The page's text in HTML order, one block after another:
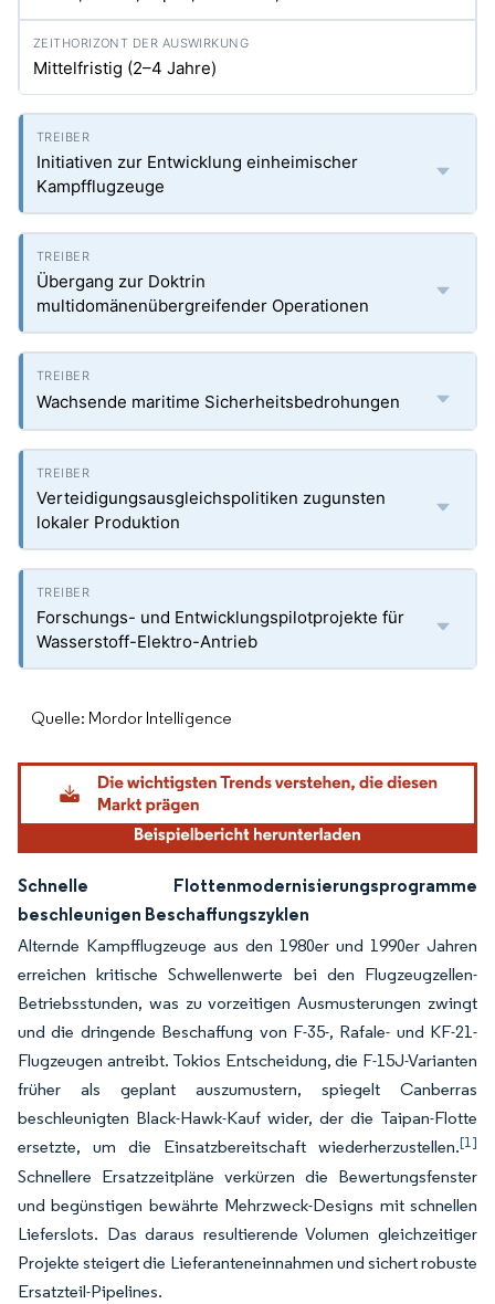
Mittelfristig (2–4 Jahre)
Initiativen zur Entwicklung einheimischer
Kampfflugzeuge
Übergang zur Doktrin
multidomänenübergreifender Operationen
Wachsende maritime Sicherheitsbedrohungen
Verteidigungsausgleichspolitiken zugunsten
lokaler Produktion
Forschungs- und Entwicklungspilotprojekte für
Wasserstoff-Elektro-Antrieb
Quelle: Mordor Intelligence
Schnelle Flottenmodernisierungsprogramme
beschleunigen Beschaffungszyklen
Alternde Kampfflugzeuge aus den 1980er und 1990er Jahren
erreichen kritische Schwellenwerte bei den Flugzeugzellen-
Betriebsstunden, was zu vorzeitigen Ausmusterungen zwingt
und die dringende Beschaffung von F-35-, Rafale- und KF-21-
Flugzeugen antreibt. Tokios Entscheidung, die F-15J-Varianten
früher als geplant auszumustern, spiegelt Canberras
beschleunigten Black-Hawk-Kauf wider, der die Taipan-Flotte
ersetzte, um die Einsatzbereitschaft wiederherzustellen.[1]
Schnellere Ersatzzeitpläne verkürzen die Bewertungsfenster
und begünstigen bewährte Mehrzweck-Designs mit schnellen
Lieferslots. Das daraus resultierende Volumen gleichzeitiger
Projekte steigert die Lieferanteneinnahmen und sichert robuste
Ersatzteil-Pipelines.